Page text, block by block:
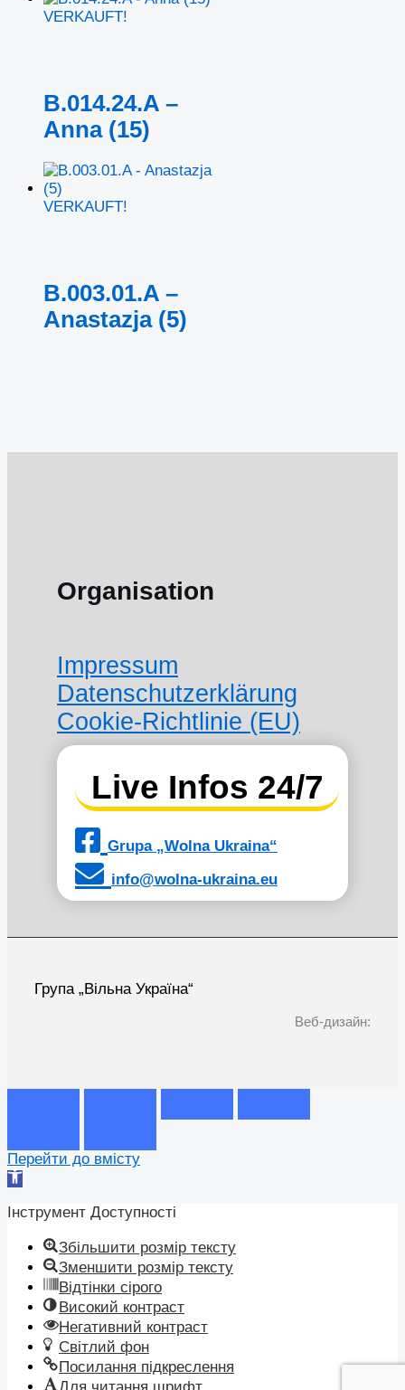
VERKAUFT!
B.014.24.A –
Anna (15)
VERKAUFT!
B.003.01.A –
Anastazja (5)
Organisation
Impressum
Datenschutzerklärung
Cookie-Richtlinie (EU)
Live Infos 24/7
Grupa „Wolna Ukraina“
info@wolna-ukraina.eu
Група „Вільна Україна“
Веб-дизайн:
Перейти до вмісту
Відкрити
інструментів
Інструмент Доступності
Збільшити розмір тексту
Зменшити розмір тексту
Відтінки сірого
Високий контраст
Негативний контраст
Світлий фон
Посилання підкреслення